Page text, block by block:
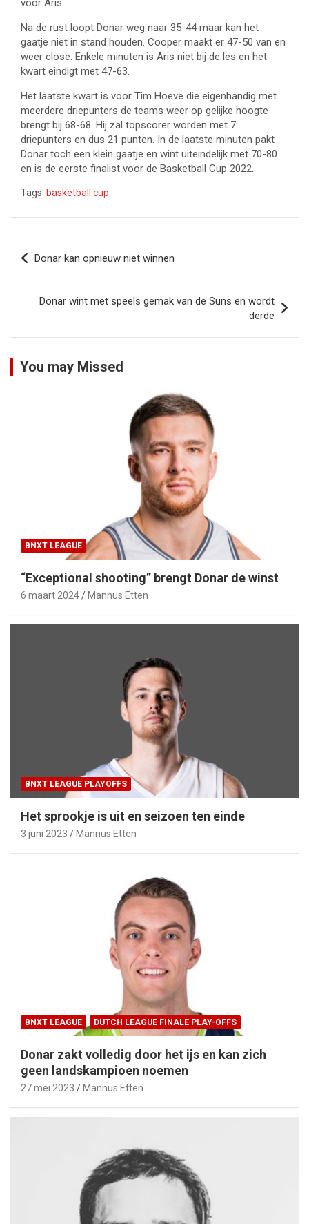
voor Aris.
Na de rust loopt Donar weg naar 35-44 maar kan het
gaatje niet in stand houden. Cooper maakt er 47-50 van en
weer close. Enkele minuten is Aris niet bij de les en het
kwart eindigt met 47-63.
Het laatste kwart is voor Tim Hoeve die eigenhandig met
meerdere driepunters de teams weer op gelijke hoogte
brengt bij 68-68. Hij zal topscorer worden met 7
driepunters en dus 21 punten. In de laatste minuten pakt
Donar toch een klein gaatje en wint uiteindelijk met 70-80
en is de eerste finalist voor de Basketball Cup 2022.
Tags: basketball cup
Bericht
navigatie
Donar kan opnieuw niet winnen
Donar wint met speels gemak van de Suns en wordt
derde
You may Missed
BNXT LEAGUE
“Exceptional shooting” brengt Donar de winst
6 maart 2024 Mannus Etten
BNXT LEAGUE PLAYOFFS
Het sprookje is uit en seizoen ten einde
3 juni 2023 Mannus Etten
BNXT LEAGUE DUTCH LEAGUE FINALE PLAY-OFFS
Donar zakt volledig door het ijs en kan zich
geen landskampioen noemen
27 mei 2023 Mannus Etten